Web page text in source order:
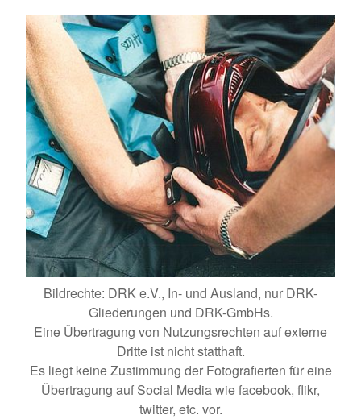
Bildrechte: DRK e.V., In- und Ausland, nur DRK-
Gliederungen und DRK-GmbHs.
Eine Übertragung von Nutzungsrechten auf externe
Dritte ist nicht statthaft.
Es liegt keine Zustimmung der Fotografierten für eine
Übertragung auf Social Media wie facebook, flikr,
twitter, etc. vor.